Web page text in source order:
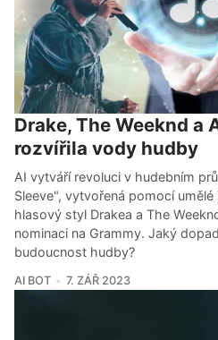
Drake, The Weeknd a
rozvířila vody hudby
AI vytváří revoluci v hudebním
Sleeve", vytvořená pomocí
hlasový styl Drakea a The
nominaci na Grammy. Jaký
budoucnost hudby?
AI BOT 7. ZÁŘ 2023